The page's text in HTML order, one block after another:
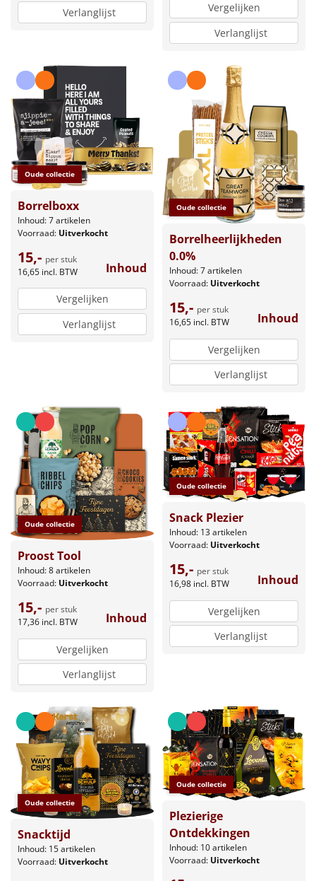
Verlanglijst
Vergelijken
Verlanglijst
Oude collectie
Borrelboxx
Inhoud: 7 artikelen
Voorraad: Uitverkocht
15,- per stuk
16,65 incl. BTW Inhoud
Vergelijken
Verlanglijst
Oude collectie
Borrelheerlijkheden
0.0%
Inhoud: 7 artikelen
Voorraad: Uitverkocht
15,- per stuk
16,65 incl. BTW Inhoud
Vergelijken
Verlanglijst
Oude collectie
Proost Tool
Inhoud: 8 artikelen
Voorraad: Uitverkocht
15,- per stuk
17,36 incl. BTW Inhoud
Vergelijken
Verlanglijst
Oude collectie
Snack Plezier
Inhoud: 13 artikelen
Voorraad: Uitverkocht
15,- per stuk
16,98 incl. BTW Inhoud
Vergelijken
Verlanglijst
Oude collectie
Snacktijd
Inhoud: 15 artikelen
Voorraad: Uitverkocht
Oude collectie
Plezierige
Ontdekkingen
Inhoud: 10 artikelen
Voorraad: Uitverkocht